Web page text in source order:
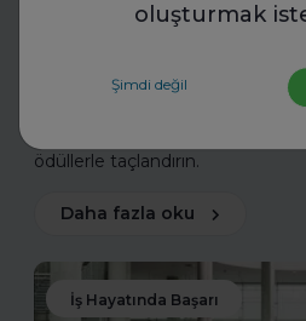
oluşturmak
Şimdi değil
İnsan Kaynakları Ödülleri,
olabilir. En iyi uygulamalarınızı
ödüllerle taçlandırın.
Daha fazla oku
İş Hayatında Başarı